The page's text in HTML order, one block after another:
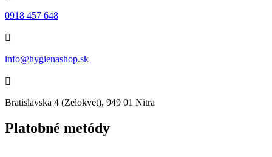
0918 457 648

info@hygienashop.sk

Bratislavska 4 (Zelokvet), 949 01 Nitra
Platobné metódy